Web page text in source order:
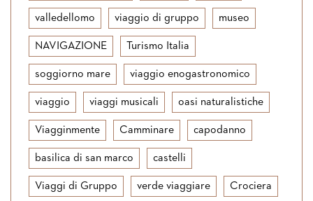
valledellomo viaggio di gruppo museo
NAVIGAZIONE Turismo Italia
soggiorno mare viaggio enogastronomico
viaggio viaggi musicali oasi naturalistiche
Viagginmente Camminare capodanno
basilica di san marco castelli
Viaggi di Gruppo verde viaggiare Crociera